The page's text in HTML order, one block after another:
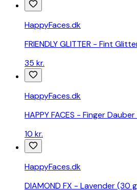
HappyFaces.dk
FRIENDLY GLITTER - Fint
35 kr.
HappyFaces.dk
HAPPY FACES - Finger
10 kr.
HappyFaces.dk
DIAMOND FX - Lavender (30